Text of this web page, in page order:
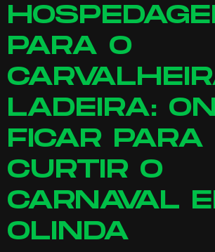
PARA O
LADEIRA:
FICAR PARA
CURTIR O
CARNAVAL
OLINDA